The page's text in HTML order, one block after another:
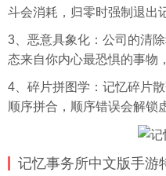
斗会消耗，归零时强制退出
3、恶意具象化：公司的清
态来自你内心最恐惧的事物
4、碎片拼图学：记忆碎片
顺序拼合，顺序错误会解锁
记忆事务所中文版手游